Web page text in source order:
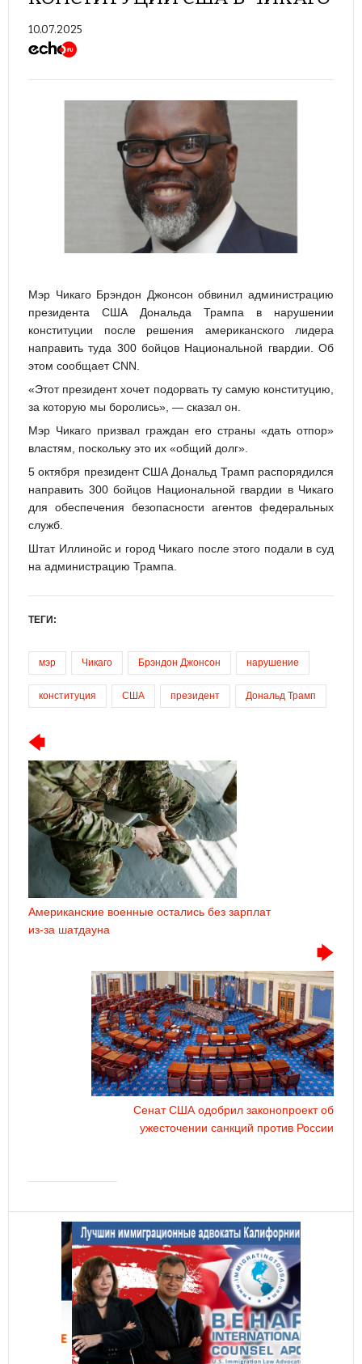
10.07.2025
Мэр Чикаго Брэндон Джонсон обвинил администрацию
президента США Дональда Трампа в нарушении
конституции после решения американского лидера
направить туда 300 бойцов Национальной гвардии. Об
этом сообщает CNN.
«Этот президент хочет подорвать ту самую конституцию,
за которую мы боролись», — сказал он.
Мэр Чикаго призвал граждан его страны «дать отпор»
властям, поскольку это их «общий долг».
5 октября президент США Дональд Трамп распорядился
направить 300 бойцов Национальной гвардии в Чикаго
для обеспечения безопасности агентов федеральных
служб.
Штат Иллинойс и город Чикаго после этого подали в суд
на администрацию Трампа.
ТЕГИ:
мэр Чикаго Брэндон Джонсон нарушение
конституция США президент Дональд Трамп
Американские военные остались без зарплат
из-за шатдауна
Сенат США одобрил законопроект об
ужесточении санкций против России